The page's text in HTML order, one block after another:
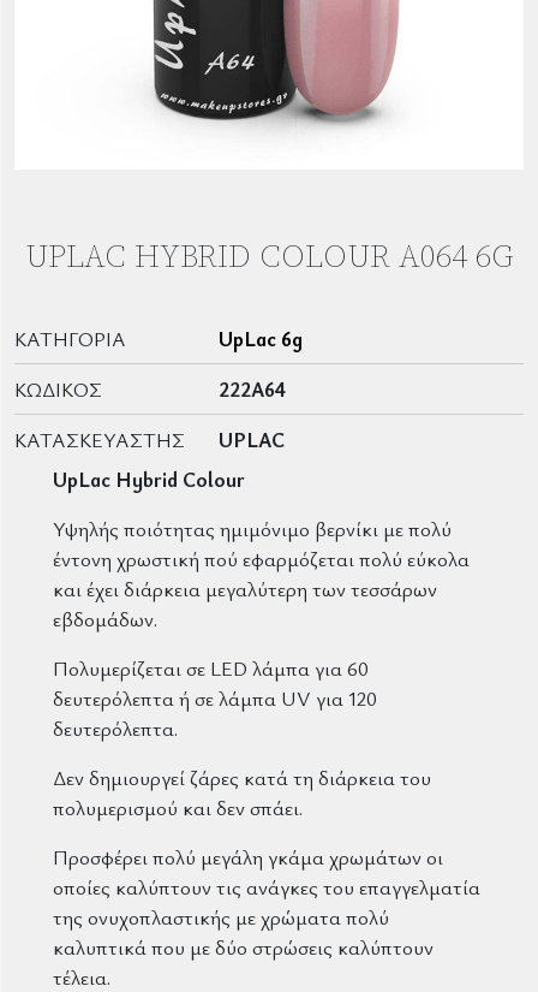
UPLAC HYBRID COLOUR A064 6G
ΚΑΤΗΓΟΡΊΑ
UpLac 6g
ΚΩΔΙΚΌΣ
222A64
ΚΑΤΑΣΚΕΥΑΣΤΉΣ
UPLAC
UpLac Hybrid Colour
Υψηλής ποιότητας ημιμόνιμο βερνίκι με πολύ
έντονη χρωστική πού εφαρμόζεται πολύ εύκολα
και έχει διάρκεια μεγαλύτερη των τεσσάρων
εβδομάδων.
Πολυμερίζεται σε LED λάμπα για 60
δευτερόλεπτα ή σε λάμπα UV για 120
δευτερόλεπτα.
Δεν δημιουργεί ζάρες κατά τη διάρκεια του
πολυμερισμού και δεν σπάει.
Προσφέρει πολύ μεγάλη γκάμα χρωμάτων οι
οποίες καλύπτουν τις ανάγκες του επαγγελματία
της ονυχοπλαστικής με χρώματα πολύ
καλυπτικά που με δύο στρώσεις καλύπτουν
τέλεια.